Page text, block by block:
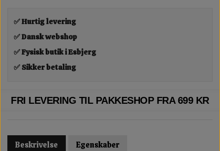
✅ Hurtig levering
✅ Dansk webshop
✅ Fysisk butik i Esbjerg
✅ Sikker betaling
FRI LEVERING TIL PAKKESHOP FRA 699 KR
Beskrivelse Egenskaber